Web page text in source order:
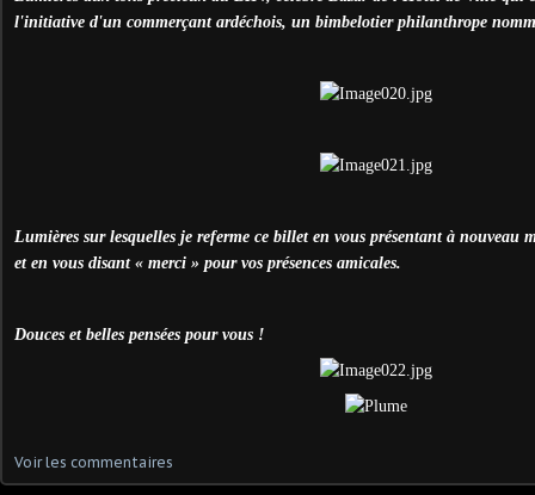
l'initiative d'un commerçant ardéchois, un bimbelotier philanthrope
Lumières sur lesquelles je referme ce billet en vous présentant à nouveau
et en vous disant « merci » pour vos présences amicales.
Douces et belles pensées pour vous !
Voir les commentaires